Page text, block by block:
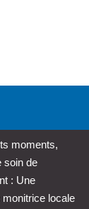
moments,
soin de
: Une
locale